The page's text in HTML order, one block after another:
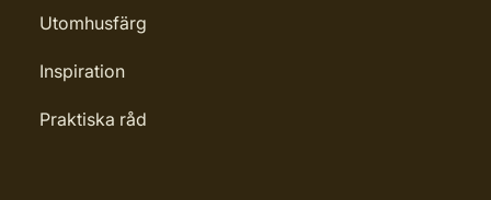
Utomhusfärg
Inspiration
Praktiska råd